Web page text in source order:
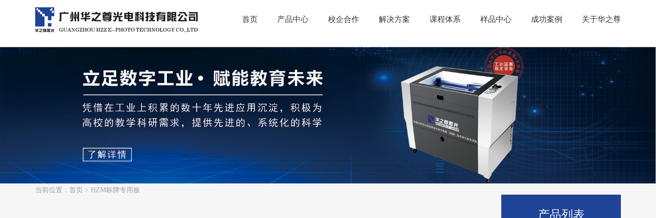
首页 产品中心 校企合作 解决方案 课程体系 样品中心 成功案例 关于华之尊
当前位置： 首页 > HZM标牌专用板
产品列表